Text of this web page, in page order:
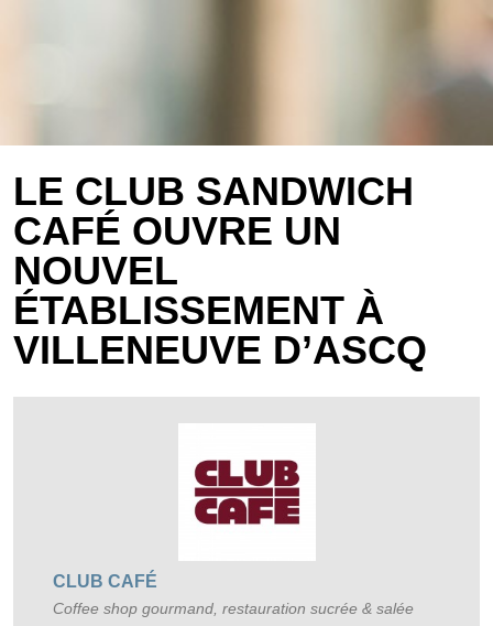
LE CLUB SANDWICH
CAFÉ OUVRE UN
NOUVEL
ÉTABLISSEMENT À
VILLENEUVE D’ASCQ
CLUB CAFÉ
Coffee shop gourmand, restauration sucrée & salée